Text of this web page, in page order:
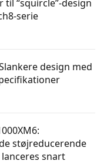
til “squircle”-design
serie
design med
støjreducerende
snart